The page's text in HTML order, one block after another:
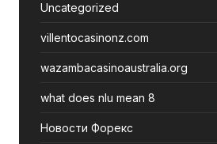
Uncategorized
villentocasinonz.com
wazambacasinoaustralia.org
what does nlu mean 8
Новости Форекс